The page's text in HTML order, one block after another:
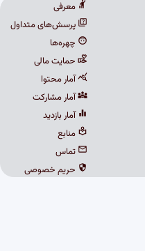
معرفی
پرسش‌های متداول
چهره‌ها
حمایت مالی
آمار محتوا
آمار مشارکت
آمار بازدید
منابع
تماس
حریم خصوصی